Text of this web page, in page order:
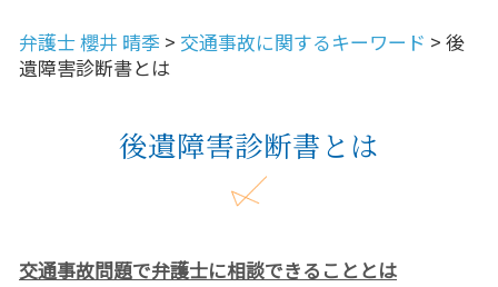
弁護士 櫻井 晴季 > 交通事故に関するキーワード > 後
遺障害診断書とは
後遺障害診断書とは
交通事故問題で弁護士に相談できることとは